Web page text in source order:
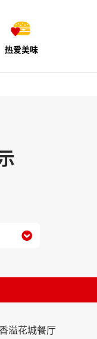
热爱美味

溢花城餐厅